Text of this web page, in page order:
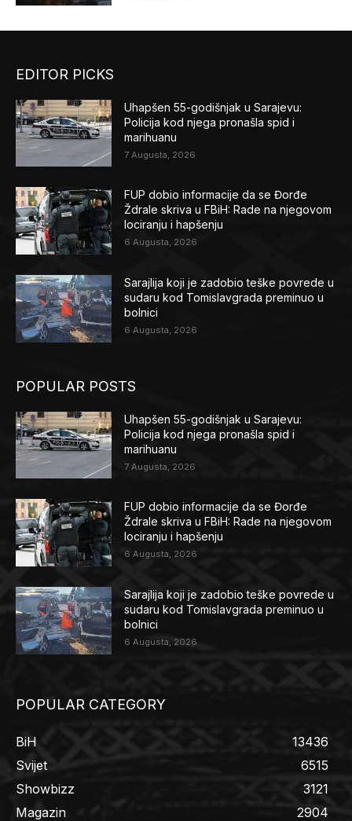
EDITOR PICKS
Uhapšen 55-godišnjak u Sarajevu:
Policija kod njega pronašla spid i
marihuanu
7 Augusta, 2026
FUP dobio informacije da se Đorđe
Ždrale skriva u FBiH: Rade na njegovom
lociranju i hapšenju
6 Augusta, 2026
Sarajlija koji je zadobio teške povrede u
sudaru kod Tomislavgrada preminuo u
bolnici
6 Augusta, 2026
POPULAR POSTS
Uhapšen 55-godišnjak u Sarajevu:
Policija kod njega pronašla spid i
marihuanu
7 Augusta, 2026
FUP dobio informacije da se Đorđe
Ždrale skriva u FBiH: Rade na njegovom
lociranju i hapšenju
6 Augusta, 2026
Sarajlija koji je zadobio teške povrede u
sudaru kod Tomislavgrada preminuo u
bolnici
6 Augusta, 2026
POPULAR CATEGORY
BiH
13436
Svijet
6515
Showbizz
3121
Magazin
2904